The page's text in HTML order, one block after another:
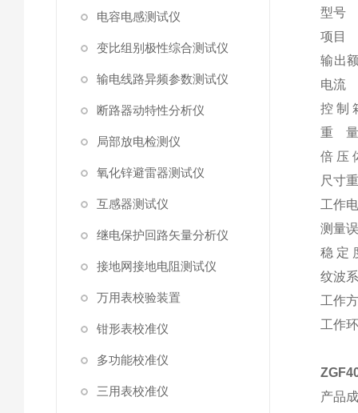
电容电感测试仪
变比组别极性综合测试仪
输电线路异频参数测试仪
断路器动特性分析仪
局部放电检测仪
氧化锌避雷器测试仪
互感器测试仪
继电保护回路矢量分析仪
接地网接地电阻测试仪
万用表校验装置
钳形表校准仪
多功能校准仪
三用表校准仪
型号
项目
输出
电流
控 制
重
倍 压
尺寸
工作
测量
稳 定
纹波
工作
工作
产品